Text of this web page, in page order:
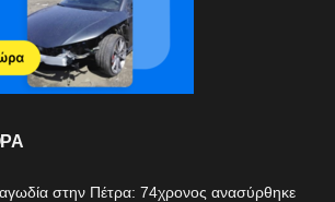
στην Πέτρα: 74χρονος ανασύρθηκε